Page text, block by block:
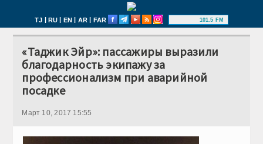
TJ | RU | EN | AR | FAR 101.5 FM
«Таджик Эйр»: пассажиры выразили
благодарность экипажу за
профессионализм при аварийной
посадке
Март 10, 2017 15:55